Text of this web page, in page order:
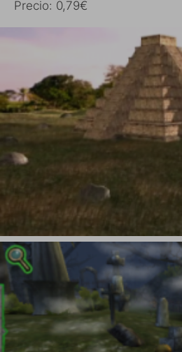
Precio: 0,79€